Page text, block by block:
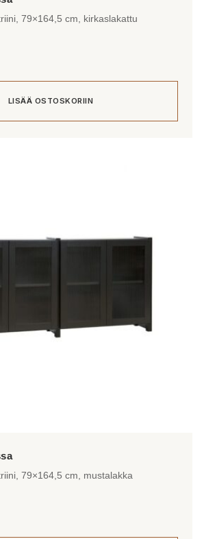
79×164,5 cm, kirkaslakattu
LISÄÄ OSTOSKORIIN
79×164,5 cm, mustalakka